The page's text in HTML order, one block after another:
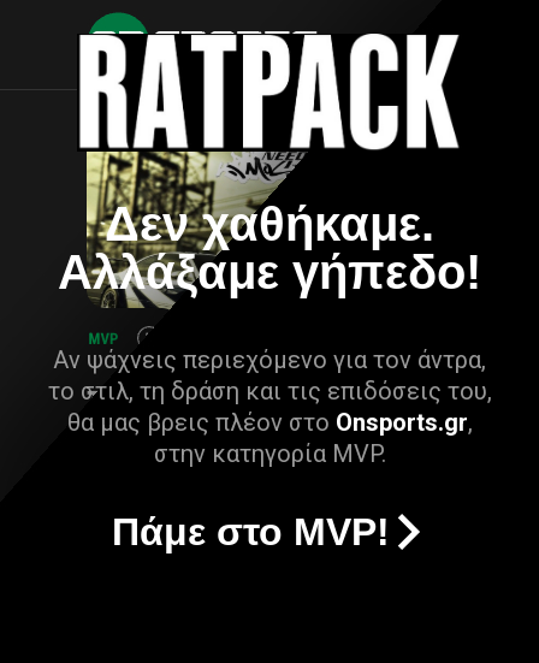
Δεν χαθήκαμε.
Αλλάξαμε γήπεδο!
Αν ψάχνεις περιεχόμενο για τον άντρα,
το στιλ, τη δράση και τις επιδόσεις του,
θα μας βρεις πλέον στο Onsports.gr,
στην κατηγορία MVP.
Πάμε στο MVP!